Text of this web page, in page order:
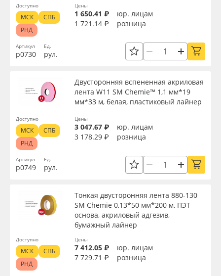
Артикул
р0730
Ед.
рул.
Цены
1 650.41 ₽
юр. лицам
1 721.14 ₽
розница
Доступно
МСК
СПБ
РНД
Артикул
р0749
Двусторонняя вспененная акриловая
лента W11 SM Chemie™ 1,1 мм*19
мм*33 м, белая, пластиковый лайнер
Ед.
рул.
Цены
3 047.67 ₽
юр. лицам
3 178.29 ₽
розница
Доступно
МСК
СПБ
РНД
Тонкая двусторонняя лента 880-130
SM Chemie 0,13*50 мм*200 м, ПЭТ
основа, акриловый адгезив,
бумажный лайнер
Цены
7 412.05 ₽
юр. лицам
7 729.71 ₽
розница
Доступно
МСК
СПБ
РНД